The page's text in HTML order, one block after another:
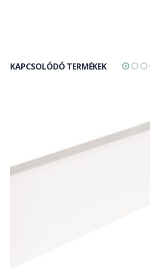
KAPCSOLÓDÓ TERMÉKEK